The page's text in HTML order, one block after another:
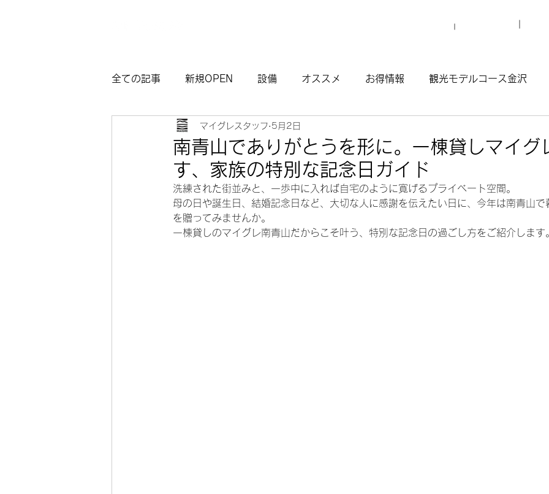
全ての記事 新規OPEN 設備 オススメ お得情報 観光モデルコース金沢
マイグレ東京 お知らせ 観光モデルコース渋谷原宿
観光モデルコース熱海 サウナ
南青山でありがとうを形に。一棟貸しマイグ
す、家族の特別な記念日ガイド
マイグレスタッフ 5月2日
洗練された街並みと、一歩中に入れば自宅のように寛げるプライベート空間。
母の日や誕生日、結婚記念日など、大切な人に感謝を伝えたい日に、今年は南青山で
を贈ってみませんか。
一棟貸しのマイグレ南青山だからこそ叶う、特別な記念日の過ごし方をご紹介します